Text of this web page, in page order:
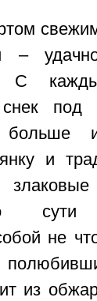
–
С
снек под
больше
и
злаковые
сути
не
из